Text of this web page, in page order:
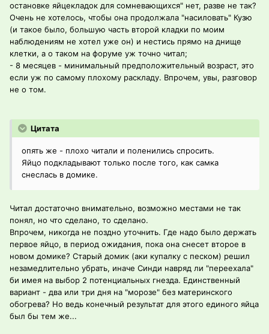
остановке яйцекладок для сомневающихся" нет, разве не так?
Очень не хотелось, чтобы она продолжала "насиловать" Кузю
(и такое было, большую часть второй кладки по моим
наблюдениям не хотел уже он) и нестись прямо на днище
клетки, а о таком на форуме уж точно читал;
- 8 месяцев - минимальный предположительный возраст, это
если уж по самому плохому раскладу. Впрочем, увы, разговор
не о том.
Цитата
опять же - плохо читали и поленились спросить.
Яйцо подкладывают только после того, как самка
снеслась в домике.
Читал достаточно внимательно, возможно местами не так
понял, но что сделано, то сделано.
Впрочем, никогда не поздно уточнить. Где надо было держать
первое яйцо, в период ожидания, пока она снесет второе в
новом домике? Старый домик (аки купалку с песком) решил
незамедлительно убрать, иначе Синди навряд ли "переехала"
би имея на выбор 2 потенциальных гнезда. Единственный
вариант - два или три дня на "морозе" без материнского
обогрева? Но ведь конечный результат для этого единого яйца
был бы тем же...